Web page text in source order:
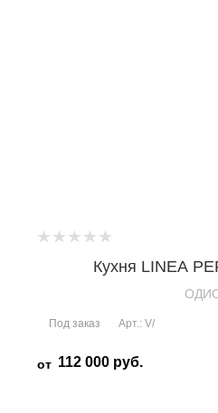
Кухня LINEA
Под заказ Арт.: V/
от 112 000 руб.